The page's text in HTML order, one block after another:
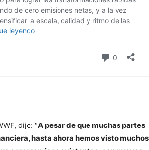
dijo: “A pesar de que muchas partes
hasta ahora hemos visto muchos